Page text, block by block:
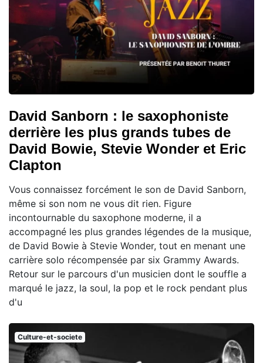
David Sanborn : le saxophoniste
derrière les plus grands tubes de
David Bowie, Stevie Wonder et Eric
Clapton
Vous connaissez forcément le son de David Sanborn,
même si son nom ne vous dit rien. Figure
incontournable du saxophone moderne, il a
accompagné les plus grandes légendes de la musique,
de David Bowie à Stevie Wonder, tout en menant une
carrière solo récompensée par six Grammy Awards.
Retour sur le parcours d'un musicien dont le souffle a
marqué le jazz, la soul, la pop et le rock pendant plus
d'u
Culture-et-societe